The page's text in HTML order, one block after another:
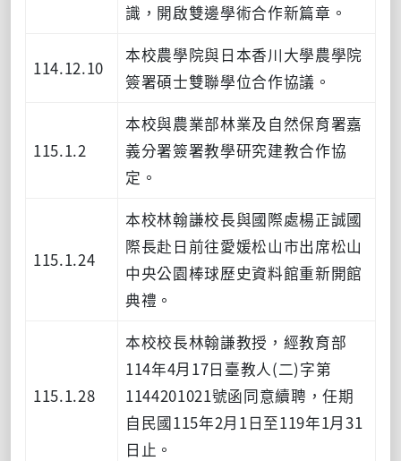
識，開啟雙邊學術合作新篇章。
114.12.10
本校農學院與日本香川大學農學院
簽署碩士雙聯學位合作協議。
115.1.2
本校與農業部林業及自然保育署嘉
義分署簽署教學研究建教合作協
定。
115.1.24
本校林翰謙校長與國際處楊正誠國
際長赴日前往愛媛松山市出席松山
中央公園棒球歷史資料館重新開館
典禮。
115.1.28
本校校長林翰謙教授，經教育部
114年4月17日臺教人(二)字第
1144201021號函同意續聘，任期
自民國115年2月1日至119年1月31
日止。